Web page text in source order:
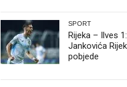
SPORT
Rijeka – Ilves
Jankovića
pobjede